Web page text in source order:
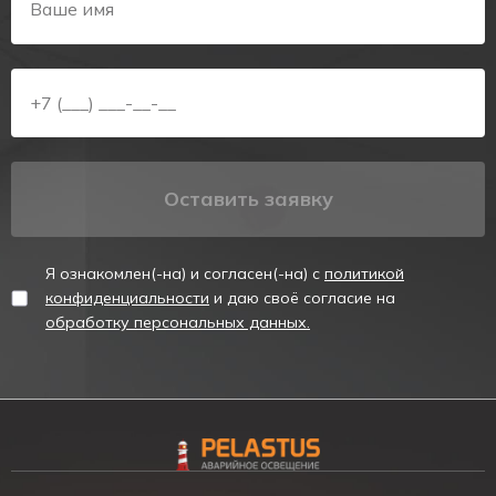
120Вт.
Отличительными особенностями БАП 2.3:
IP67 полная степень защиты (компаунд)
Удобное подключение и монтаж
Зелёный – питание от сети
Красный – заряд аккумулятора
Внимание!
Перед установкой убедитесь, что светильник отключен
от сети питания.
Рекомендуется раз в 90 дней перезаряжать
Оставить заявку
Я ознакомлен(-на) и согласен(-на) с политикой
конфиденциальности и даю своё согласие на
обработку персональных данных.